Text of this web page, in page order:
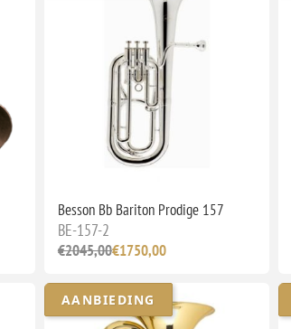
Besson Bb Bariton Prodige 157
BE-157-2
€2045,00€1750,00
AANBIEDING